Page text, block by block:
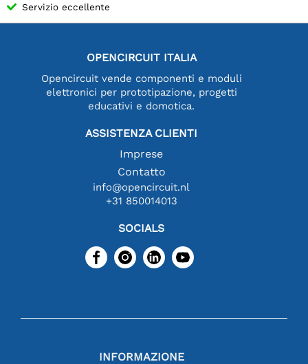
Servizio eccellente
OPENCIRCUIT ITALIA
Opencircuit vende componenti e moduli
elettronici per prototipazione, progetti
educativi e domotica.
ASSISTENZA CLIENTI
Imprese
Contatto
info@opencircuit.nl
+31 850014013
SOCIALS
INFORMAZIONE